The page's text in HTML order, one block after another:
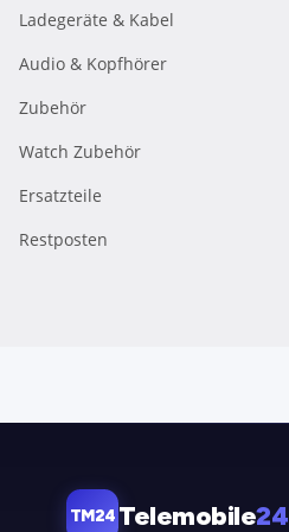
Ladegeräte & Kabel
Audio & Kopfhörer
Zubehör
Watch Zubehör
Ersatzteile
Restposten
TM24 Telemobile24